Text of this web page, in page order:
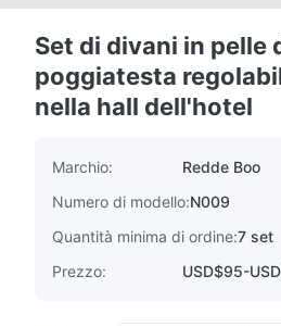
Set di divani in pelle
poggiatesta
nella hall dell'hotel
Marchio:
Redde Boo
Numero di modello:N009
Quantità minima di ordine:7 set
Prezzo:
USD$95-